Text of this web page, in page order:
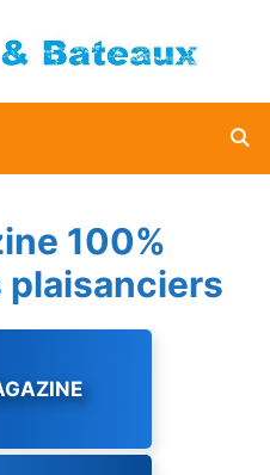
100%